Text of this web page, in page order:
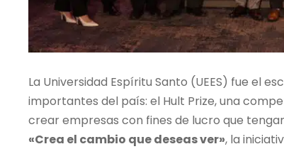
La Universidad Espíritu Santo (UEES) fue el
importantes del país: el Hult Prize, una
crear empresas con fines de lucro que
«Crea el cambio que deseas ver», la